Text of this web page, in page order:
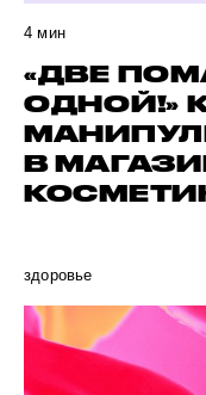
4 мин
«ДВЕ
ОДНОЙ!»
В
здоровье